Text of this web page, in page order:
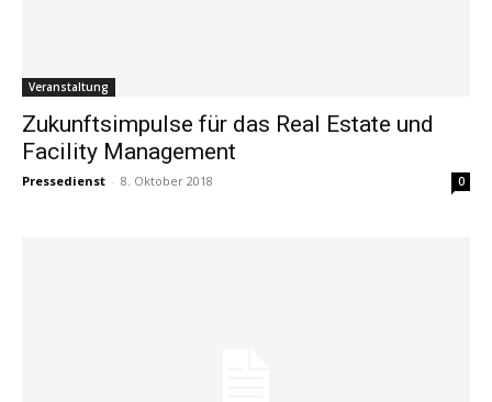
Veranstaltung
Zukunftsimpulse für das Real Estate und
Facility Management
Pressedienst - 8. Oktober 2018 0